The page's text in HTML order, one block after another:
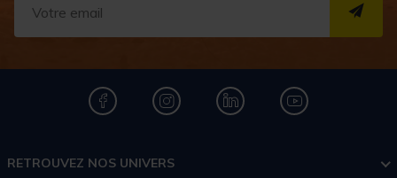
RETROUVEZ NOS UNIVERS